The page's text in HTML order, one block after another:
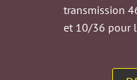
transmission
et 10/36 pour